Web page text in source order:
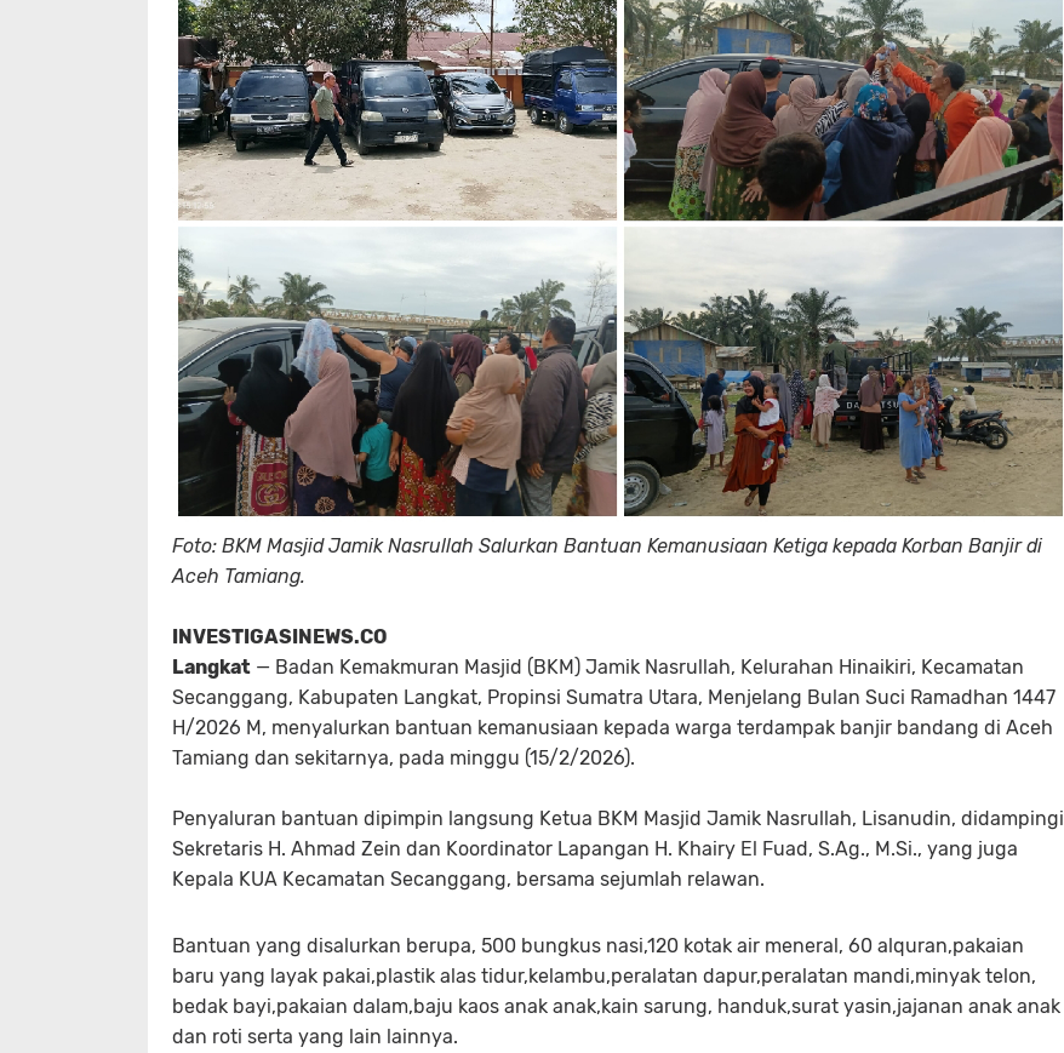
Foto: BKM Masjid Jamik Nasrullah Salurkan Bantuan Kemanusiaan Ketiga kepada Korban Banjir di
Aceh Tamiang.
INVESTIGASINEWS.CO
Langkat — Badan Kemakmuran Masjid (BKM) Jamik Nasrullah, Kelurahan Hinaikiri, Kecamatan
Secanggang, Kabupaten Langkat, Propinsi Sumatra Utara, Menjelang Bulan Suci Ramadhan 1447
H/2026 M, menyalurkan bantuan kemanusiaan kepada warga terdampak banjir bandang di Aceh
Tamiang dan sekitarnya, pada minggu (15/2/2026).
Penyaluran bantuan dipimpin langsung Ketua BKM Masjid Jamik Nasrullah, Lisanudin, didampingi
Sekretaris H. Ahmad Zein dan Koordinator Lapangan H. Khairy El Fuad, S.Ag., M.Si., yang juga
Kepala KUA Kecamatan Secanggang, bersama sejumlah relawan.
Bantuan yang disalurkan berupa, 500 bungkus nasi,120 kotak air meneral, 60 alquran,pakaian
baru yang layak pakai,plastik alas tidur,kelambu,peralatan dapur,peralatan mandi,minyak telon,
bedak bayi,pakaian dalam,baju kaos anak anak,kain sarung, handuk,surat yasin,jajanan anak anak
dan roti serta yang lain lainnya.